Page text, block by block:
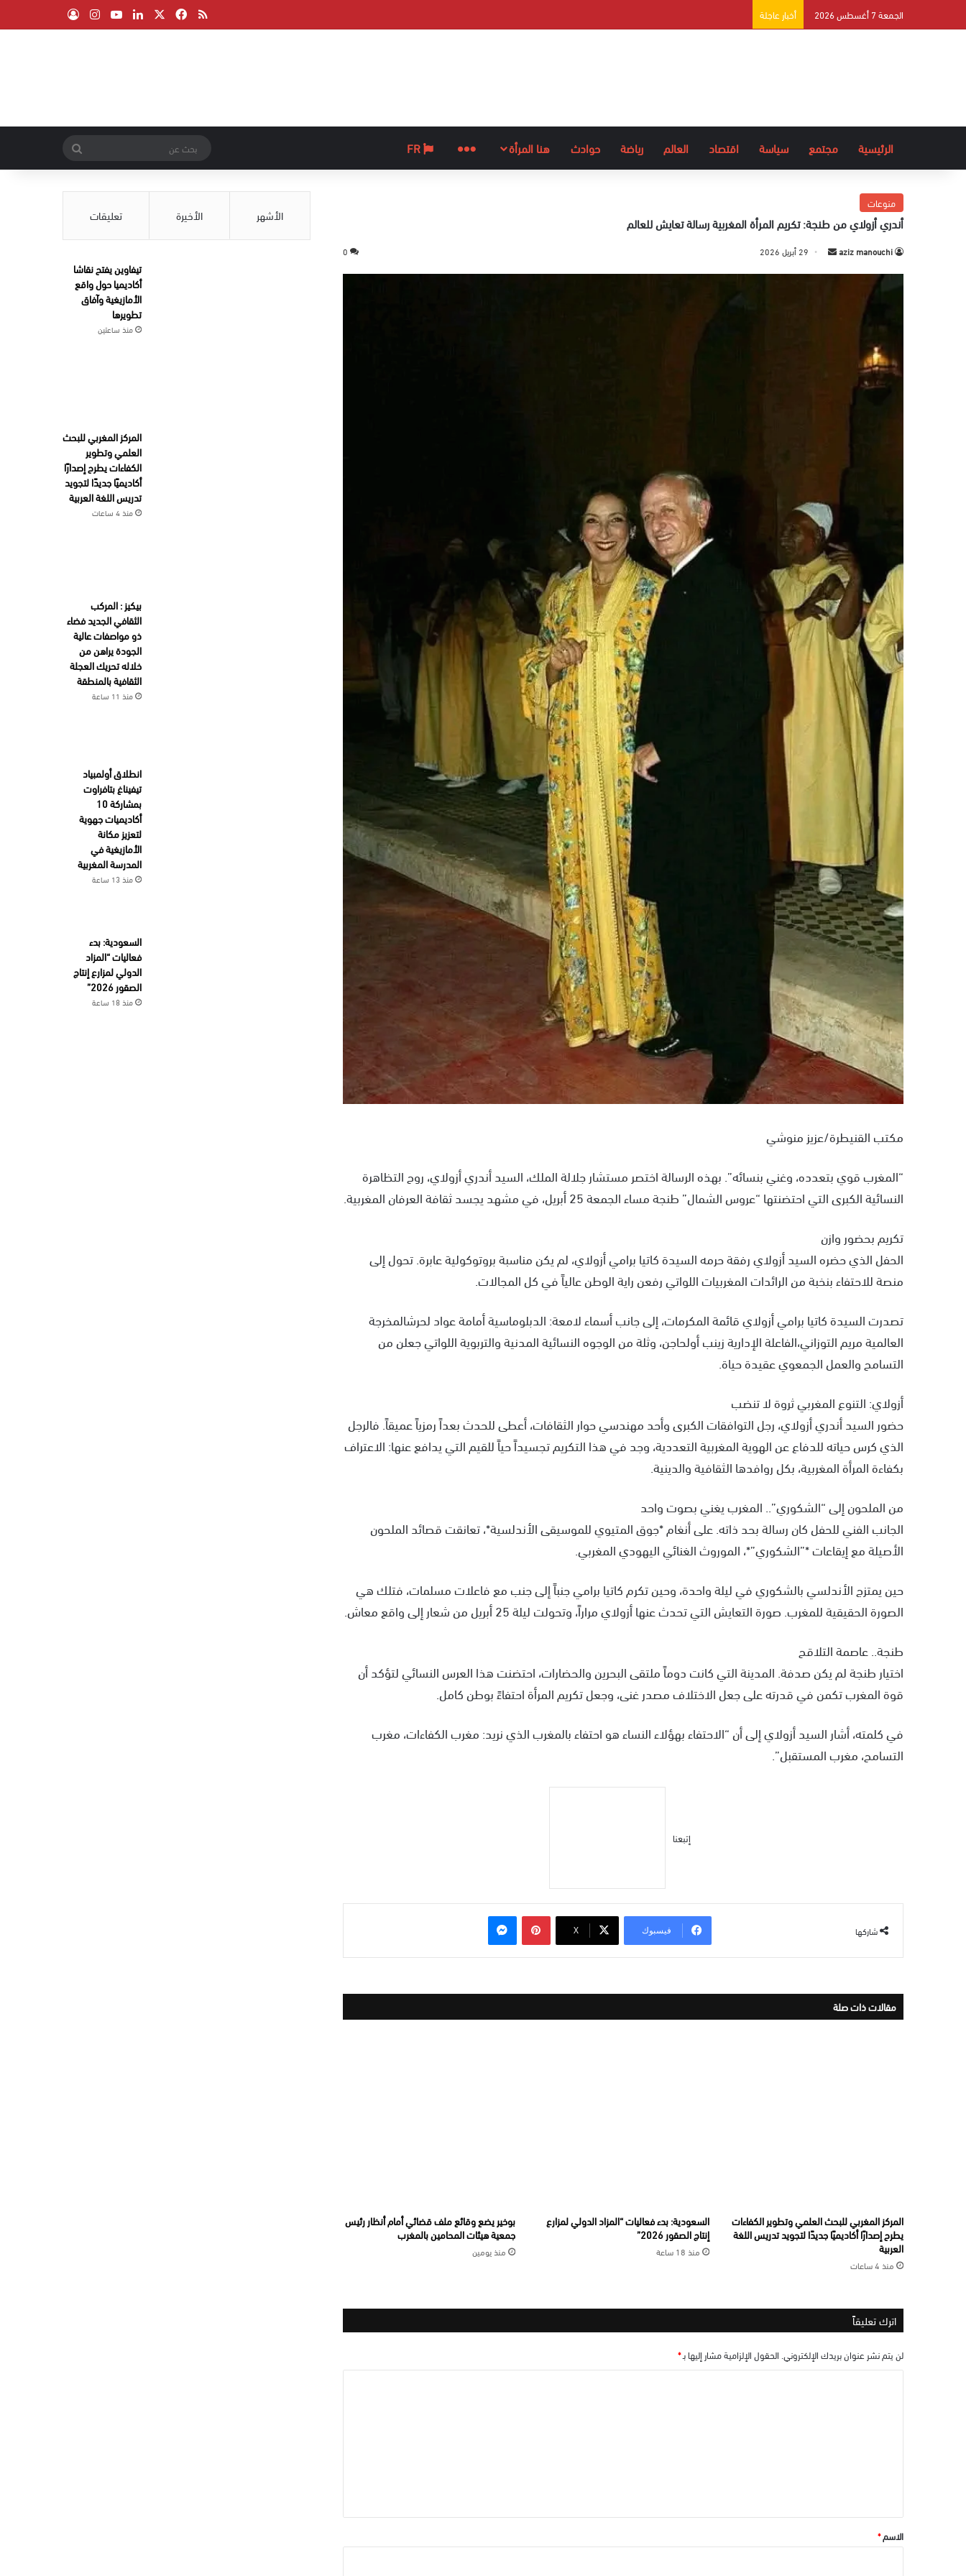
الجمعة 7 أغسطس 2026 أخبار عاجلة ملخص الموقع RSS
فيسبوك لينكدإن ‫YouTube
انستقرام
الرئيسية مجتمع سياسة اقتصاد العالم رياضة حوادث هنا المرأة المزيد
عن
منوعات
أندري أزولاي من طنجة: تكريم المرأة المغربية رسالة تعايش للعالم
aziz manouchi
ن
ي
ا
29 أبريل 2026 0
مكتب القنيطرة/عزيز منوشي
“المغرب قوي بتعدده، وغني بنسائه”. بهذه الرسالة اختصر مستشار جلالة الملك، السيد أندري أزولاي، روح التظاهرة
النسائية الكبرى التي احتضنتها “عروس الشمال” طنجة مساء الجمعة 25 أبريل، في مشهد يجسد ثقافة العرفان المغربية.
تكريم بحضور وازن
الحفل الذي حضره السيد أزولاي رفقة حرمه السيدة كاتيا برامي أزولاي، لم يكن مناسبة بروتوكولية عابرة. تحول إلى
منصة للاحتفاء بنخبة من الرائدات المغربيات اللواتي رفعن راية الوطن عالياً في كل المجالات.
تصدرت السيدة كاتيا برامي أزولاي قائمة المكرمات، إلى جانب أسماء لامعة: الدبلوماسية أمامة عواد لحرشالمخرجة
العالمية مريم التوزاني،الفاعلة الإدارية زينب أولحاجن، وثلة من الوجوه النسائية المدنية والتربوية اللواتي جعلن من
التسامح والعمل الجمعوي عقيدة حياة.
أزولاي: التنوع المغربي ثروة لا تنضب
حضور السيد أندري أزولاي، رجل التوافقات الكبرى وأحد مهندسي حوار الثقافات، أعطى للحدث بعداً رمزياً عميقاً. فالرجل
الذي كرس حياته للدفاع عن الهوية المغربية التعددية، وجد في هذا التكريم تجسيداً حياً للقيم التي يدافع عنها: الاعتراف
بكفاءة المرأة المغربية، بكل روافدها الثقافية والدينية.
من الملحون إلى “الشكوري”.. المغرب يغني بصوت واحد
الجانب الفني للحفل كان رسالة بحد ذاته. على أنغام *جوق المتيوي للموسيقى الأندلسية*، تعانقت قصائد الملحون
الأصيلة مع إيقاعات *”الشكوري”*، الموروث الغنائي اليهودي المغربي.
حين يمتزج الأندلسي بالشكوري في ليلة واحدة، وحين تكرم كاتيا برامي جنباً إلى جنب مع فاعلات مسلمات، فتلك هي
الصورة الحقيقية للمغرب. صورة التعايش التي تحدث عنها أزولاي مراراً، وتحولت ليلة 25 أبريل من شعار إلى واقع معاش.
طنجة.. عاصمة التلاقح
اختيار طنجة لم يكن صدفة. المدينة التي كانت دوماً ملتقى البحرين والحضارات، احتضنت هذا العرس النسائي لتؤكد أن
قوة المغرب تكمن في قدرته على جعل الاختلاف مصدر غنى، وجعل تكريم المرأة احتفاءً بوطن كامل.
في كلمته، أشار السيد أزولاي إلى أن “الاحتفاء بهؤلاء النساء هو احتفاء بالمغرب الذي نريد: مغرب الكفاءات، مغرب
التسامح، مغرب المستقبل”.
إتبعنا
شاركها فيسبوك ‫X
بينتيريست
مقالات ذات صلة
المركز المغربي للبحث العلمي وتطوير الكفاءات
يطرح إصدارًا أكاديميًا جديدًا لتجويد تدريس اللغة
العربية
منذ 4 ساعات
السعودية: بدء فعاليات “المزاد الدولي لمزارع
إنتاج الصقور 2026”
منذ 18 ساعة
بوخير يضع وقائع ملف قضائي أمام أنظار رئيس
جمعية هيئات المحامين بالمغرب
منذ يومين
اترك تعليقاً
لن يتم نشر عنوان بريدك الإلكتروني. الحقول الإلزامية مشار إليها بـ*
*الاسم*
الأشهر الأخيرة تعليقات
تيفاوين يفتح نقاشا
أكاديميا حول واقع
الأمازيغية وآفاق
تطويرها
منذ ساعتين
المركز المغربي للبحث
العلمي وتطوير
الكفاءات يطرح إصدارًا
أكاديميًا جديدًا لتجويد
تدريس اللغة العربية
منذ 4 ساعات
بيكيز : المركب
الثقافي الجديد فضاء
ذو مواصفات عالية
الجودة يراهن من
خلاله تحريك العجلة
الثقافية بالمنطقة
منذ 11 ساعة
انطلاق أولمبياد
تيفيناغ بتافراوت
بمشاركة 10
أكاديميات جهوية
لتعزيز مكانة
الأمازيغية في
المدرسة المغربية
منذ 13 ساعة
السعودية: بدء
فعاليات “المزاد
الدولي لمزارع إنتاج
الصقور 2026”
منذ 18 ساعة